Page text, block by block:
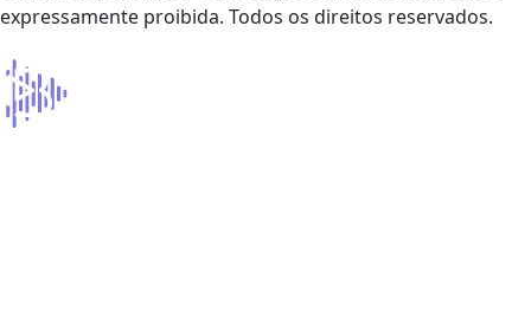
expressamente proibida. Todos os direitos reservados.